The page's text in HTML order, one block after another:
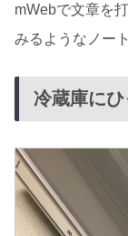
mWebで文章を
みるようなノー
冷蔵庫に